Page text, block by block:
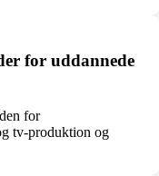
for uddannede
for
tv-produktion og